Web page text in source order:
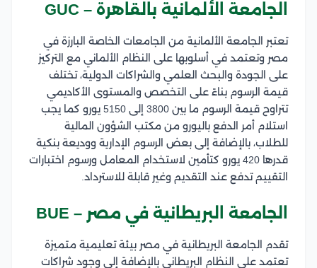
الجامعة الألمانية بالقاهرة – GUC
تعتبر الجامعة الألمانية من الجامعات الخاصة البارزة في
مصر وتعتمد في أسلوبها على النظام الألماني مع التركيز
على الجودة والبحث العلمي والشراكات الدولية، تختلف
قيمة الرسوم بناءً على التخصص والمستوى الأكاديمي
تتراوح قيمة الرسوم ما بين 3800 إلى 5150 يورو كما يجب
استلام أمر الدفع باليورو من مكتب الشؤون المالية
للطلاب، بالإضافة إلى بعض الرسوم الإدارية ووديعة بنكية
قدرها 420 يورو كتأمين لاستخدام المعامل ورسوم اختبارات
التقييم تدفع عند التقديم وغير قابلة للاسترداد.
الجامعة البريطانية في مصر – BUE
تقدم الجامعة البريطانية في مصر بيئة تعليمية متميزة
تعتمد على النظام البريطاني بالإضافة إلى وجود شراكات